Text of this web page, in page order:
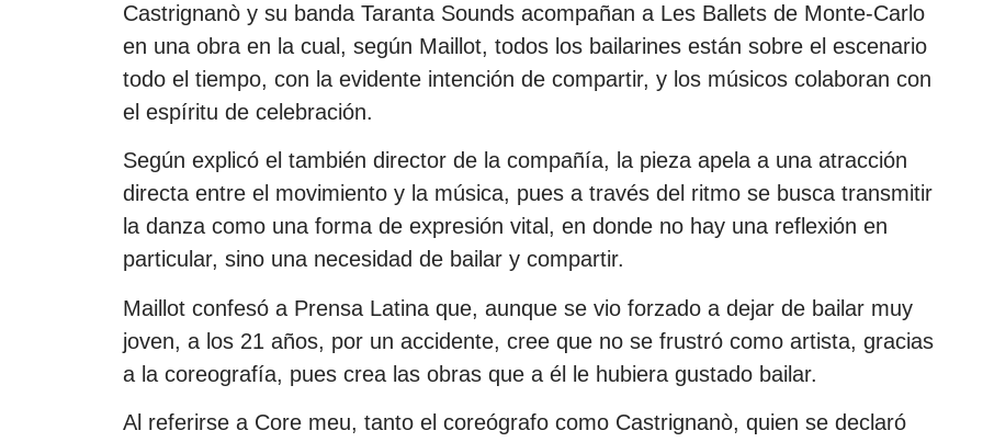
Castrignanò y su banda Taranta Sounds acompañan a Les Ballets de Monte-Carlo
en una obra en la cual, según Maillot, todos los bailarines están sobre el escenario
todo el tiempo, con la evidente intención de compartir, y los músicos colaboran con
el espíritu de celebración.
Según explicó el también director de la compañía, la pieza apela a una atracción
directa entre el movimiento y la música, pues a través del ritmo se busca transmitir
la danza como una forma de expresión vital, en donde no hay una reflexión en
particular, sino una necesidad de bailar y compartir.
Maillot confesó a Prensa Latina que, aunque se vio forzado a dejar de bailar muy
joven, a los 21 años, por un accidente, cree que no se frustró como artista, gracias
a la coreografía, pues crea las obras que a él le hubiera gustado bailar.
Al referirse a Core meu, tanto el coreógrafo como Castrignanò, quien se declaró